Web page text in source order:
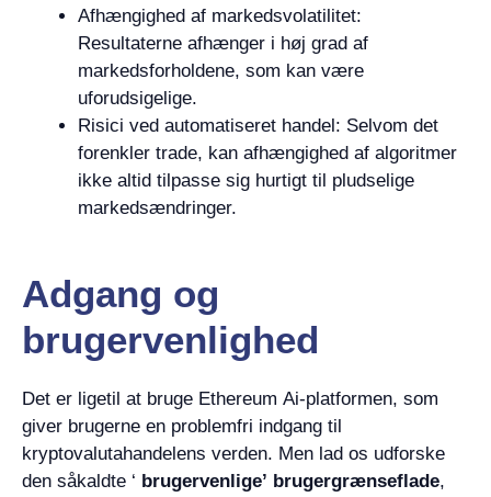
Afhængighed af markedsvolatilitet:
Resultaterne afhænger i høj grad af
markedsforholdene, som kan være
uforudsigelige.
Risici ved automatiseret handel: Selvom det
forenkler trade, kan afhængighed af algoritmer
ikke altid tilpasse sig hurtigt til pludselige
markedsændringer.
Adgang og
brugervenlighed
Det er ligetil at bruge Ethereum Ai-platformen, som
giver brugerne en problemfri indgang til
kryptovalutahandelens verden. Men lad os udforske
den såkaldte ‘ brugervenlige’ brugergrænseflade,